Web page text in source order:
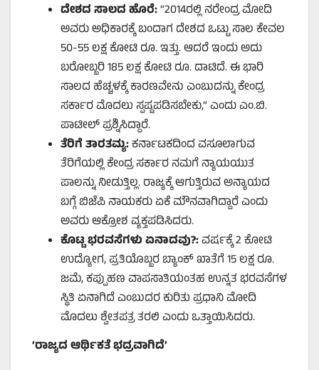
ದೇಶದ ಸಾಲದ ಹೊರೆ:“2014ರಲ್ಲಿ ನರೇಂದ್ರ ಮೋದಿ
ಅವರು ಅಧಿಕಾರಕ್ಕೆ ಬಂದಾಗ ದೇಶದ ಒಟ್ಟು ಸಾಲ ಕೇವಲ
50-55 ಲಕ್ಷ ಕೋಟಿ ರೂ. ಇತ್ತು. ಆದರೆ ಇಂದು ಅದು
ಬರೋಬ್ಬರಿ 185 ಲಕ್ಷ ಕೋಟಿ ರೂ. ದಾಟಿದೆ. ಈ ಭಾರಿ
ಸಾಲದ ಹೆಚ್ಚಳಕ್ಕೆ ಕಾರಣವೇನು ಎಂಬುದನ್ನು ಕೇಂದ್ರ
ಸರ್ಕಾರ ಮೊದಲು ಸ್ಪಷ್ಟಪಡಿಸಬೇಕು,” ಎಂದು ಎಂ.ಬಿ.
ಪಾಟೀಲ್ ಪ್ರಶ್ನಿಸಿದ್ದಾರೆ.
ತೆರಿಗೆ ತಾರತಮ್ಯ:ಕರ್ನಾಟಕದಿಂದ ವಸೂಲಾಗುವ
ತೆರಿಗೆಯಲ್ಲಿ ಕೇಂದ್ರ ಸರ್ಕಾರ ನಮಗೆ ನ್ಯಾಯಯುತ
ಪಾಲನ್ನು ನೀಡುತ್ತಿಲ್ಲ. ರಾಜ್ಯಕ್ಕೆ ಆಗುತ್ತಿರುವ ಅನ್ಯಾಯದ
ಬಗ್ಗೆ ಬಿಜೆಪಿ ನಾಯಕರು ಏಕೆ ಮೌನವಾಗಿದ್ದಾರೆ ಎಂದು
ಅವರು ಆಕ್ರೋಶ ವ್ಯಕ್ತಪಡಿಸಿದರು.
ಕೊಟ್ಟ ಭರವಸೆಗಳು ಏನಾದವು?:ವರ್ಷಕ್ಕೆ 2 ಕೋಟಿ
ಉದ್ಯೋಗ, ಪ್ರತಿಯೊಬ್ಬರ ಬ್ಯಾಂಕ್ ಖಾತೆಗೆ 15 ಲಕ್ಷ ರೂ.
ಜಮೆ, ಕಪ್ಪುಹಣ ವಾಪಸಾತಿಯಂತಹ ಉನ್ನತ ಭರವಸೆಗಳ
ಸ್ಥಿತಿ ಏನಾಗಿದೆ ಎಂಬುದರ ಕುರಿತು ಪ್ರಧಾನಿ ಮೋದಿ
ಮೊದಲು ಶ್ವೇತಪತ್ರ ತರಲಿ ಎಂದು ಒತ್ತಾಯಿಸಿದರು.
‘ರಾಜ್ಯದ ಆರ್ಥಿಕತೆ ಭದ್ರವಾಗಿದೆ’